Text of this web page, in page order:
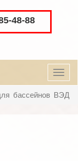
48-88
бассейнов ВЭД